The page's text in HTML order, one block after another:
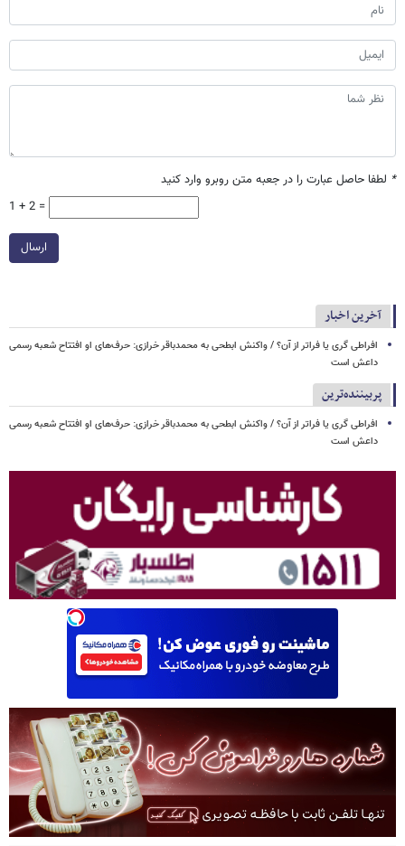
* لطفا حاصل عبارت را در جعبه متن روبرو وارد کنید
1 + 2 =
ارسال
آخرین اخبار
افراطی گری یا فراتر از آن؟ / واکنش ابطحی به محمدباقر خرازی: حرف‌های او افتتاح شعبه رسمی
داعش است
پربیننده‌ترین
افراطی گری یا فراتر از آن؟ / واکنش ابطحی به محمدباقر خرازی: حرف‌های او افتتاح شعبه رسمی
داعش است